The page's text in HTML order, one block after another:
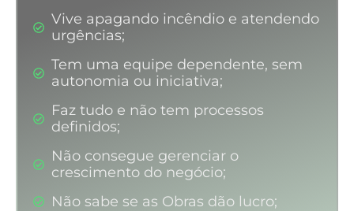
Vive apagando incêndio e atendendo
urgências;
Tem uma equipe dependente, sem
autonomia ou iniciativa;
Faz tudo e não tem processos
definidos;
Não consegue gerenciar o
crescimento do negócio;
Não sabe se as Obras dão lucro;